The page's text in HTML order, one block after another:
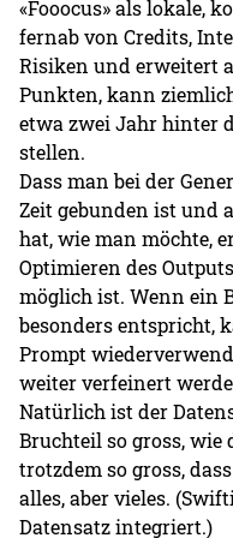
«Fooocus» als lokale,
fernab von Credits,
Risiken und erweitert
Punkten, kann
etwa zwei Jahr hinter
stellen.
Dass man bei der
Zeit gebunden ist und
hat, wie man möchte,
Optimieren des
möglich ist. Wenn ein
besonders entspricht,
Prompt
weiter verfeinert
Natürlich ist der
Bruchteil so gross, wie
trotzdem so gross,
alles, aber vieles.
Datensatz integriert.)